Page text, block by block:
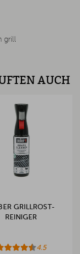
AUCH
GRILLROST-
REINIGER
4.5